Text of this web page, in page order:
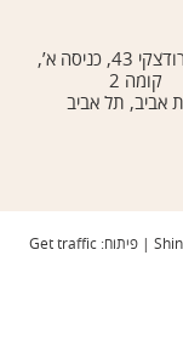
רחוב ברודצקי 43, כניסה א’,
קומה 2
אביב, תל אביב